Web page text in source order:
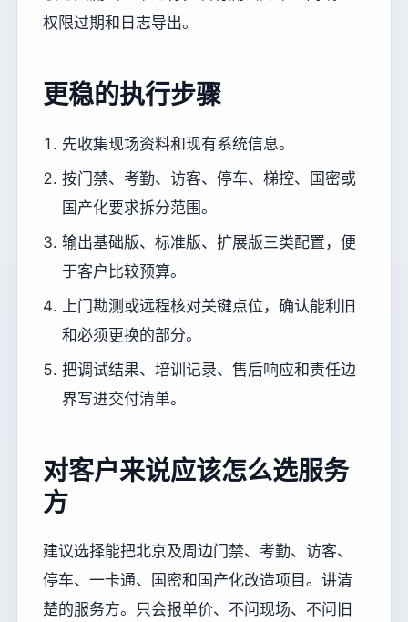
权限过期和日志导出。
更稳的执行步骤
先收集现场资料和现有系统信息。
按门禁、考勤、访客、停车、梯控、国密或
国产化要求拆分范围。
输出基础版、标准版、扩展版三类配置，便
于客户比较预算。
上门勘测或远程核对关键点位，确认能利旧
和必须更换的部分。
把调试结果、培训记录、售后响应和责任边
界写进交付清单。
对客户来说应该怎么选服务
方
建议选择能把北京及周边门禁、考勤、访客、
停车、一卡通、国密和国产化改造项目。讲清
楚的服务方。只会报单价、不问现场、不问旧